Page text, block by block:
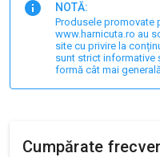
NOTĂ:
Produsele promovate
www.harnicuta.ro au
site cu privire la
sunt strict informative
formă cât mai
Cumpărate